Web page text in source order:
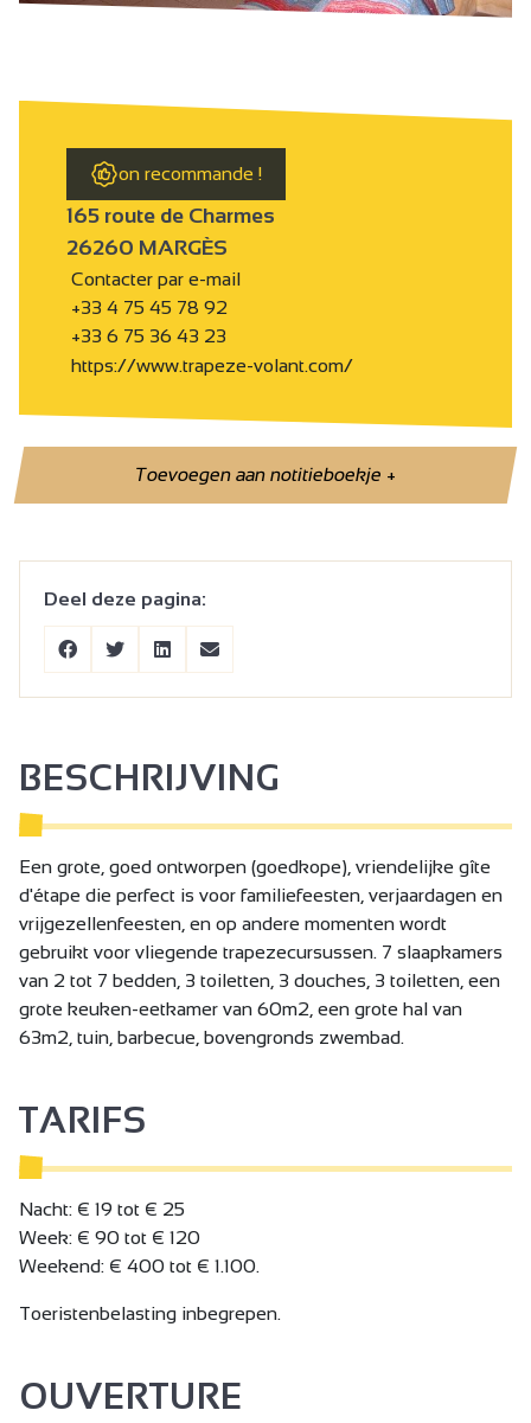
on recommande !
165 route de Charmes
26260 MARGÈS
Contacter par e-mail
+33 4 75 45 78 92
+33 6 75 36 43 23
https://www.trapeze-volant.com/
Toevoegen aan notitieboekje+
Deel deze pagina:
BESCHRIJVING
Een grote, goed ontworpen (goedkope), vriendelijke gîte
d'étape die perfect is voor familiefeesten, verjaardagen en
vrijgezellenfeesten, en op andere momenten wordt
gebruikt voor vliegende trapezecursussen. 7 slaapkamers
van 2 tot 7 bedden, 3 toiletten, 3 douches, 3 toiletten, een
grote keuken-eetkamer van 60m2, een grote hal van
63m2, tuin, barbecue, bovengronds zwembad.
TARIFS
Nacht: € 19 tot € 25
Week: € 90 tot € 120
Weekend: € 400 tot € 1.100.
Toeristenbelasting inbegrepen.
OUVERTURE